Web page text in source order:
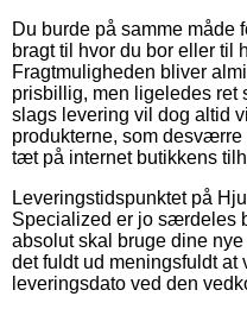
Du burde på samme måde
bragt til hvor du bor eller til
Fragtmuligheden bliver
prisbillig, men ligeledes ret
slags levering vil dog altid
produkterne, som
tæt på internet butikkens
Leveringstidspunktet på
Specialized er jo særdeles
absolut skal bruge dine
det fuldt ud meningsfuldt at
leveringsdato ved den